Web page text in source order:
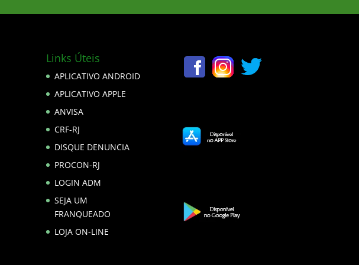
Links Úteis
APLICATIVO ANDROID
APLICATIVO APPLE
ANVISA
CRF-RJ
DISQUE DENUNCIA
PROCON-RJ
LOGIN ADM
SEJA UM
FRANQUEADO
LOJA ON-LINE